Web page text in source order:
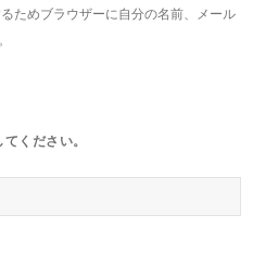
ためブラウザーに自分の名前、メール
ください。